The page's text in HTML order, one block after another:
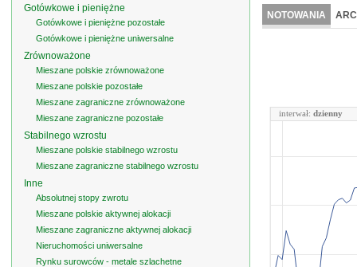
NOTOWANIA
interwał: dzienny
Gotówkowe i pieniężne
Gotówkowe i pieniężne pozostałe
Gotówkowe i pieniężne uniwersalne
Zrównoważone
Mieszane polskie zrównoważone
Mieszane polskie pozostałe
Mieszane zagraniczne zrównoważone
Mieszane zagraniczne pozostałe
Stabilnego wzrostu
Mieszane polskie stabilnego wzrostu
Mieszane zagraniczne stabilnego wzrostu
Inne
Absolutnej stopy zwrotu
Mieszane polskie aktywnej alokacji
Mieszane zagraniczne aktywnej alokacji
Nieruchomości uniwersalne
Rynku surowców - metale szlachetne